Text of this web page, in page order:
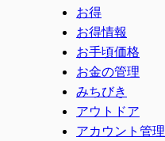
お得
お得情報
お手頃価格
お金の管理
みちびき
アウトドア
アカウント管理